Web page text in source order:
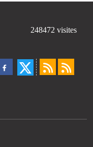
248472 visites